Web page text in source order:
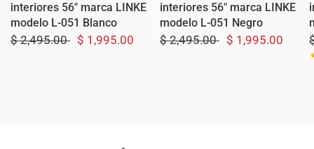
interiores 56" marca LINKE
modelo L-051 Blanco
$ 2,495.00 $ 1,995.00
interiores 56" marca LINKE
modelo L-051 Negro
$ 2,495.00 $ 1,995.00